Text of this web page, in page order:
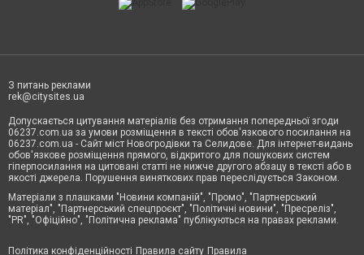
З питань реклами
rek@citysites.ua
Допускається цитування матеріалів без отримання попередньої згоди
06237.com.ua за умови розміщення в тексті обов'язкового посилання на
06237.com.ua - Сайт міст Новогродівки та Селидове. Для інтернет-видань
обов'язкове розміщення прямого, відкритого для пошукових систем
гіперпосилання на цитовані статті не нижче другого абзацу в тексті або в
якості джерела. Порушення виняткових прав переслідується Законом.
Матеріали з плашками "Новини компаній", "Промо", "Партнерський
матеріал", "Партнерський спецпроєкт", "Політичні новини", "Пресреліз",
"PR", "Офіційно", "Політична реклама" публікуються на правах реклами.
Політика конфіденційності Правила сайту Правила